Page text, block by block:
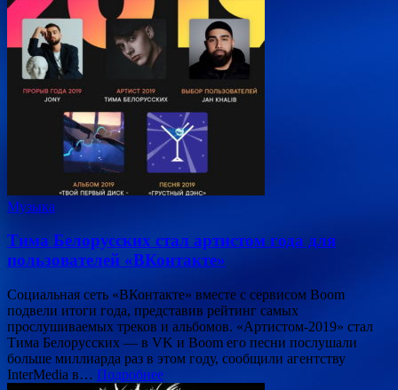
Музыка
Тима Белорусских стал артистом года для
пользователей «ВКонтакте»
Социальная сеть «ВКонтакте» вместе с сервисом Boom
подвели итоги года, представив рейтинг самых
прослушиваемых треков и альбомов. «Артистом-2019» стал
Тима Белорусских — в VK и Boom его песни послушали
больше миллиарда раз в этом году, сообщили агентству
InterMedia в… Подробнее